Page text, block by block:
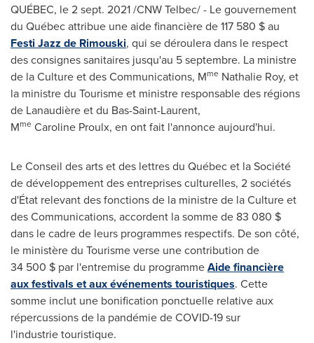
QUÉBEC, le2 sept. 2021/CNW Telbec/ - Le gouvernement
du Québec attribue une aide financière de 117 580 $ au
Festi Jazz de Rimouski, qui se déroulera dans le respect
des consignes sanitaires jusqu'au 5 septembre. La ministre
de la Culture et des Communications, Mme Nathalie Roy, et
la ministre du Tourisme et ministre responsable des régions
de Lanaudière et du Bas-Saint-Laurent,
Mme Caroline Proulx, en ont fait l'annonce aujourd'hui.
Le Conseil des arts et des lettres du Québec et la Société
de développement des entreprises culturelles, 2 sociétés
d'État relevant des fonctions de la ministre de la Culture et
des Communications, accordent la somme de 83 080 $
dans le cadre de leurs programmes respectifs. De son côté,
le ministère du Tourisme verse une contribution de
34 500 $ par l'entremise du programmeAide financière
aux festivals et aux événements touristiques. Cette
somme inclut une bonification ponctuelle relative aux
répercussions de la pandémie de COVID-19 sur
l'industrie touristique.